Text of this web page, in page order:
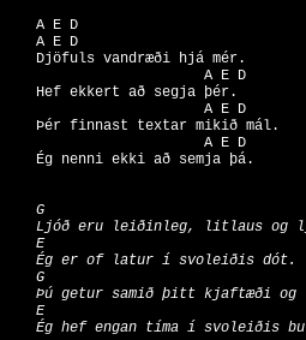
  A E D
  A E D
  Djöfuls vandræði hjá mér.
                      A E D
  Hef ekkert að segja þér.
                      A E D
  Þér finnast textar mikið mál.
                      A E D
  Ég nenni ekki að semja þá.
  G
Ljóð eru leiðinleg, litlaus og
  E
  Ég er of latur í svoleiðis dót.
  G
Þú getur samið þitt kjaftæði
  E
Ég hef engan tíma í svoleiðis